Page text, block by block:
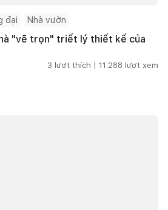
đại Nhà vườn
"vẽ trọn" triết lý thiết kế của
3 lượt thích | 11.288 lượt xem